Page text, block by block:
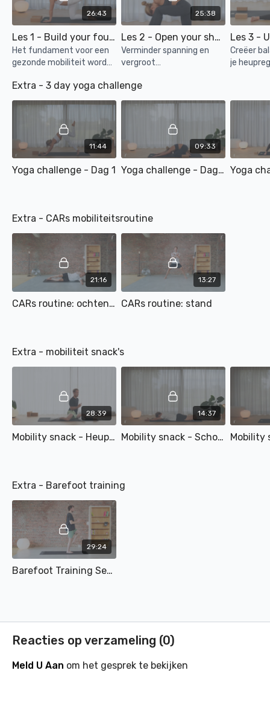
26:43
Les 1 - Build your foundation
Het fundament voor een
gezonde mobiliteit wordt
25:38
Les 2 - Open your shoulders
Verminder spanning en
vergroot
bovenlichaam.
Creëer
je
Extra - 3 day yoga challenge
11:44
Yoga challenge - Dag 1
09:33
Yoga challenge - Dag 2
Extra - CARs mobiliteitsroutine
21:16
CARs routine: ochtendroutine
13:27
CARs routine: stand
Extra - mobiliteit snack's
28:39
Mobility snack - Heupen
14:37
Mobility snack - Schouder Mobility
Extra - Barefoot training
29:24
Barefoot Training Session
Reacties op verzameling (0)
Meld U Aan om het gesprek te bekijken